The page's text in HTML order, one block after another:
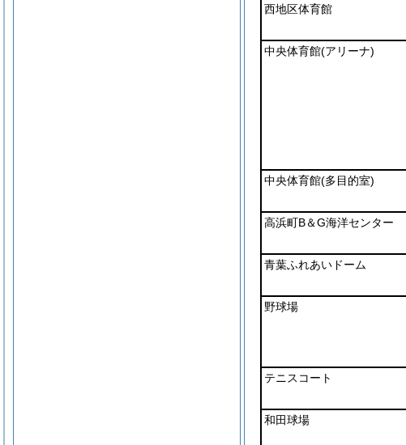
西地区体育館
中央体育館(アリーナ)
中央体育館(多目的室)
高浜町B＆G海洋センター
青葉ふれあいドーム
野球場
テニスコート
和田球場